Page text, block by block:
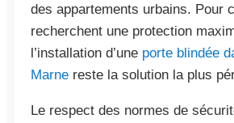
des appartements urbains. Pour
recherchent une protection
l’installation d’une porte blindée
Marne reste la solution la plus
Le respect des normes de